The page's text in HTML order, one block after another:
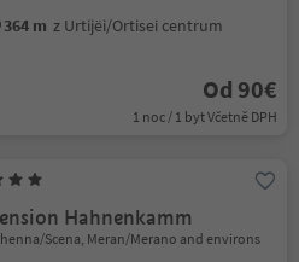
364 m z Urtijëi/Ortisei centrum
Od 90€
1 noc / 1 byt Včetně DPH
Hahnenkamm
Scena, Meran/Merano and environs